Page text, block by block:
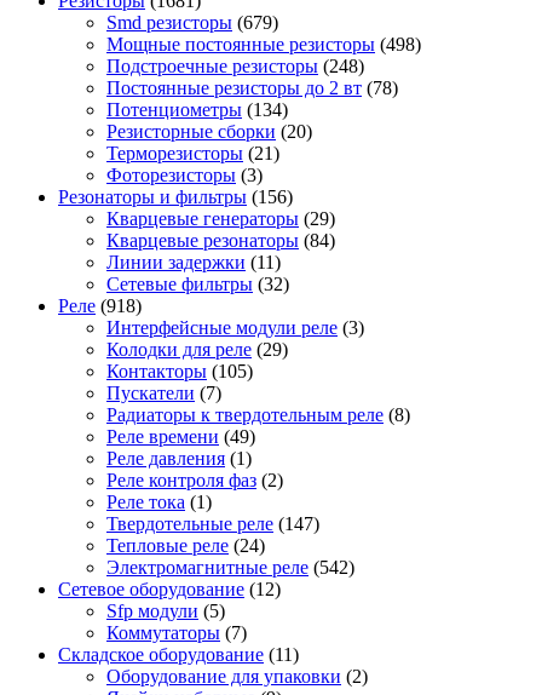
Smd резисторы (679)
Мощные постоянные резисторы (498)
Подстроечные резисторы (248)
Постоянные резисторы до 2 вт (78)
Потенциометры (134)
Резисторные сборки (20)
Терморезисторы (21)
Фоторезисторы (3)
Резонаторы и фильтры (156)
Кварцевые генераторы (29)
Кварцевые резонаторы (84)
Линии задержки (11)
Сетевые фильтры (32)
Реле (918)
Интерфейсные модули реле (3)
Колодки для реле (29)
Контакторы (105)
Пускатели (7)
Радиаторы к твердотельным реле (8)
Реле времени (49)
Реле давления (1)
Реле контроля фаз (2)
Реле тока (1)
Твердотельные реле (147)
Тепловые реле (24)
Электромагнитные реле (542)
Сетевое оборудование (12)
Sfp модули (5)
Коммутаторы (7)
Складское оборудование (11)
Оборудование для упаковки (2)